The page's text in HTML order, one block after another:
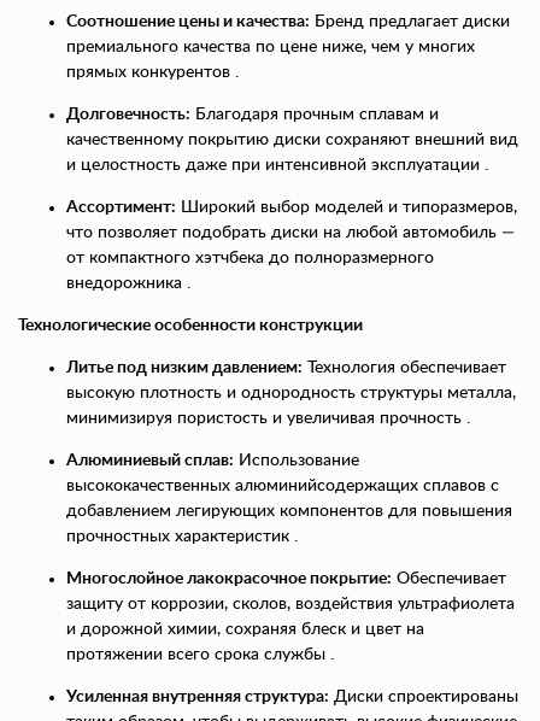
Соотношение цены и качества: Бренд предлагает диски
премиального качества по цене ниже, чем у многих
прямых конкурентов .
Долговечность: Благодаря прочным сплавам и
качественному покрытию диски сохраняют внешний вид
и целостность даже при интенсивной эксплуатации .
Ассортимент: Широкий выбор моделей и типоразмеров,
что позволяет подобрать диски на любой автомобиль —
от компактного хэтчбека до полноразмерного
внедорожника .
Технологические особенности конструкции
Литье под низким давлением: Технология обеспечивает
высокую плотность и однородность структуры металла,
минимизируя пористость и увеличивая прочность .
Алюминиевый сплав: Использование
высококачественных алюминийсодержащих сплавов с
добавлением легирующих компонентов для повышения
прочностных характеристик .
Многослойное лакокрасочное покрытие: Обеспечивает
защиту от коррозии, сколов, воздействия ультрафиолета
и дорожной химии, сохраняя блеск и цвет на
протяжении всего срока службы .
Усиленная внутренняя структура: Диски спроектированы